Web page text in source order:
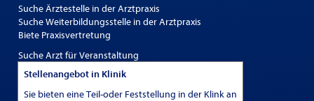
Suche Ärztestelle in der Arztpraxis
Suche Weiterbildungsstelle in der Arztpraxis
Biete Praxisvertretung
Suche Arzt für Veranstaltung
Stellenangebot in Klinik
Sie bieten eine Teil-oder Feststellung in der Klink an